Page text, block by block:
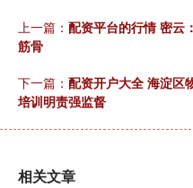
上一篇： 配资平台的行情 密云
筋骨
下一篇： 配资开户大全 海淀区
培训明责强监督
相关文章